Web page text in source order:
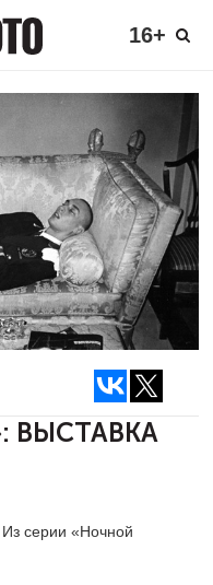
16+
ВЫСТАВКА
серии «Ночной